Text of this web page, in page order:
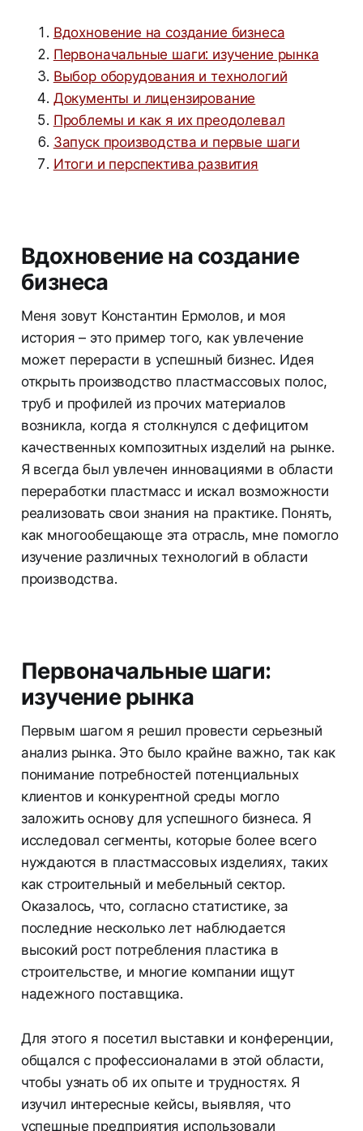
Вдохновение на создание бизнеса
Первоначальные шаги: изучение рынка
Выбор оборудования и технологий
Документы и лицензирование
Проблемы и как я их преодолевал
Запуск производства и первые шаги
Итоги и перспектива развития
Вдохновение на создание
бизнеса
Меня зовут Константин Ермолов, и моя
история – это пример того, как увлечение
может перерасти в успешный бизнес. Идея
открыть производство пластмассовых полос,
труб и профилей из прочих материалов
возникла, когда я столкнулся с дефицитом
качественных композитных изделий на рынке.
Я всегда был увлечен инновациями в области
переработки пластмасс и искал возможности
реализовать свои знания на практике. Понять,
как многообещающе эта отрасль, мне помогло
изучение различных технологий в области
производства.
Первоначальные шаги:
изучение рынка
Первым шагом я решил провести серьезный
анализ рынка. Это было крайне важно, так как
понимание потребностей потенциальных
клиентов и конкурентной среды могло
заложить основу для успешного бизнеса. Я
исследовал сегменты, которые более всего
нуждаются в пластмассовых изделиях, таких
как строительный и мебельный сектор.
Оказалось, что, согласно статистике, за
последние несколько лет наблюдается
высокий рост потребления пластика в
строительстве, и многие компании ищут
надежного поставщика.
Для этого я посетил выставки и конференции,
общался с профессионалами в этой области,
чтобы узнать об их опыте и трудностях. Я
изучил интересные кейсы, выявляя, что
успешные предприятия использовали